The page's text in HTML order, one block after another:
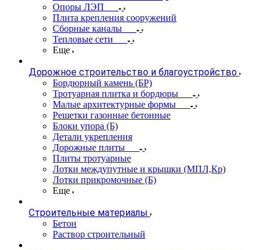
Опоры ЛЭП
Плита крепления сооружений
Сборные каналы
Тепловые сети
Еще
Дорожное строительство и благоустройство
Бордюрный камень (БР)
Тротуарная плитка и бордюры
Малые архитектурные формы
Решетки газонные бетонные
Блоки упора (Б)
Детали укрепления
Дорожные плиты
Плиты тротуарные
Лотки междупутные и крышки (МПЛ,Кр)
Лотки прикромочные (Б)
Еще
Строительные материалы
Бетон
Раствор строительный